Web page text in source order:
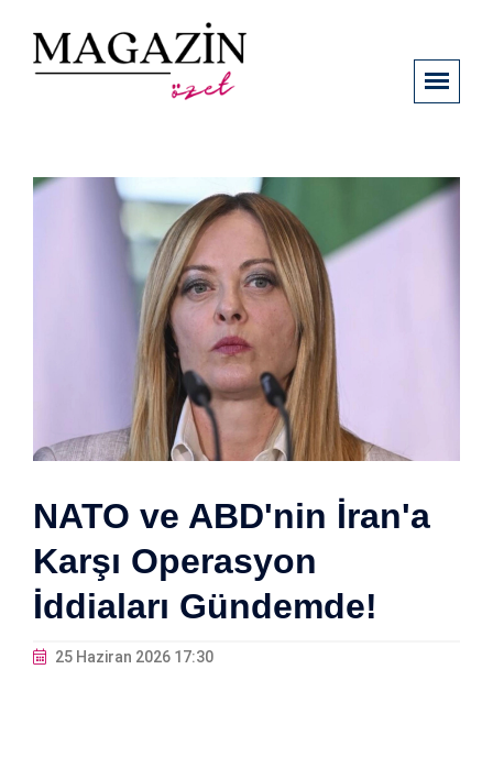
NATO ve ABD'nin İran'a
Karşı Operasyon
İddiaları Gündemde!
25 Haziran 2026 17:30